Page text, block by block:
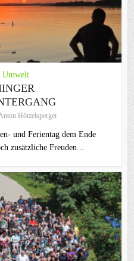
Umwelt
Hötzelsperger
und Ferientag dem Ende
zusätzliche Freuden...